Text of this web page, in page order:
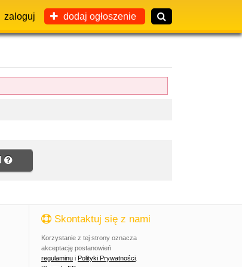
zaloguj dodaj ogłoszenie
Skontaktuj się z nami
Korzystanie z tej strony oznacza
akceptację postanowień
regulaminu i Polityki Prywatności